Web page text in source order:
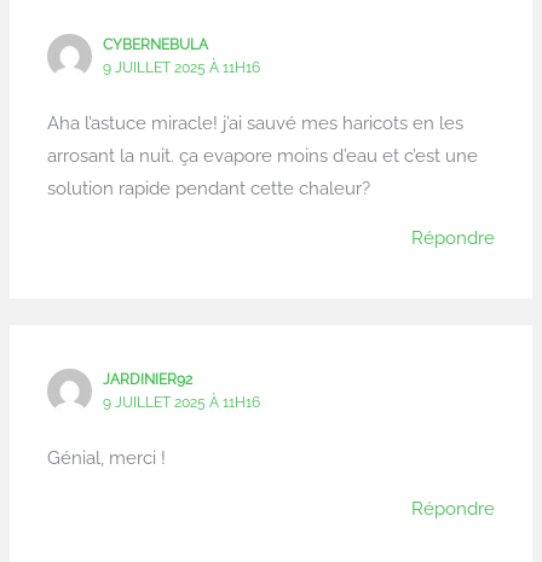
CYBERNEBULA
9 JUILLET 2025 À 11H16
Aha l’astuce miracle! j’ai sauvé mes haricots en les
arrosant la nuit. ça evapore moins d’eau et c’est une
solution rapide pendant cette chaleur?
Répondre
JARDINIER92
9 JUILLET 2025 À 11H16
Génial, merci !
Répondre